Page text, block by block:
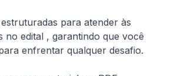
para atender às
no edital , garantindo que você
enfrentar qualquer desafio.